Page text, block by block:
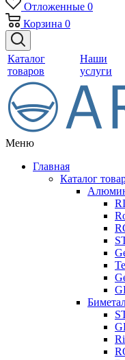
Отложенные 0
Корзина 0
Каталог
товаров
Наши
услуги
Меню
Главная
Каталог